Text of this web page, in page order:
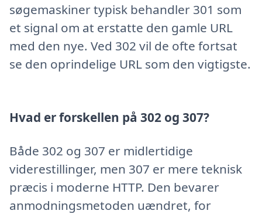
søgemaskiner typisk behandler 301 som
et signal om at erstatte den gamle URL
med den nye. Ved 302 vil de ofte fortsat
se den oprindelige URL som den vigtigste.
Hvad er forskellen på 302 og 307?
Både 302 og 307 er midlertidige
viderestillinger, men 307 er mere teknisk
præcis i moderne HTTP. Den bevarer
anmodningsmetoden uændret, for